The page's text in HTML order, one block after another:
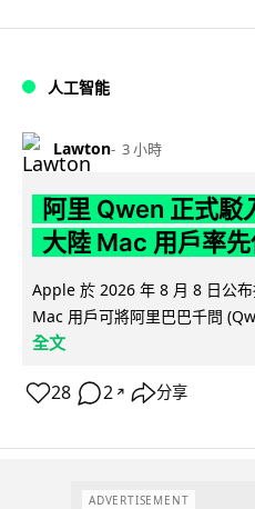
人工智能
Lawton 3 小時
阿里 Qwen 正式駁
大陸 Mac 用戶率先
Apple 於 2026 年 8 月 8 日公
Mac 用戶可將阿里巴巴千問
全文
28 2 ↗ 分享
ADVERTISEMENT